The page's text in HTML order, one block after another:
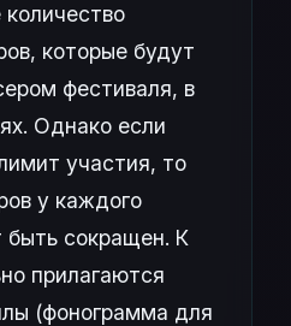
которые будут
фестиваля, в
Однако если
участия, то
у каждого
сокращен. К
прилагаются
(фонограмма для